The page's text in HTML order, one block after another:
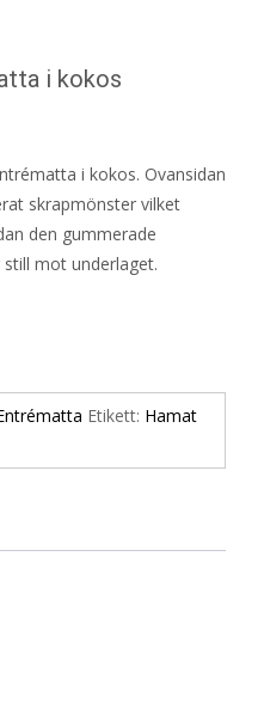
i kokos
i kokos. Ovansidan
skrapmönster vilket
den gummerade
mot underlaget.
Etikett: Hamat